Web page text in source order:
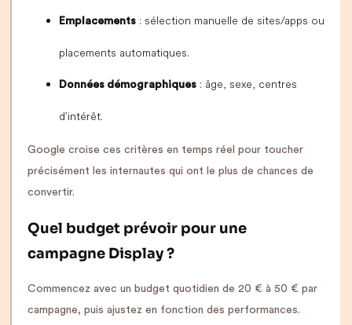
Emplacements : sélection manuelle de sites/apps ou
placements automatiques.
Données démographiques : âge, sexe, centres
d’intérêt.
Google croise ces critères en temps réel pour toucher
précisément les internautes qui ont le plus de chances de
convertir.
Quel budget prévoir pour une
campagne Display ?
Commencez avec un budget quotidien de 20 € à 50 € par
campagne, puis ajustez en fonction des performances.